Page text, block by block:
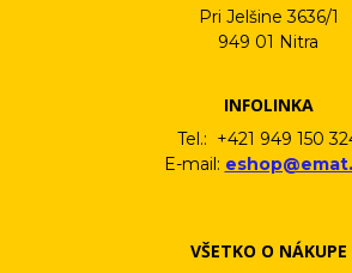
Pri Jelšine 3636/1
949 01 Nitra
INFOLINKA
Tel.: +421 949 150
E-mail:
VŠETKO O NÁKUPE